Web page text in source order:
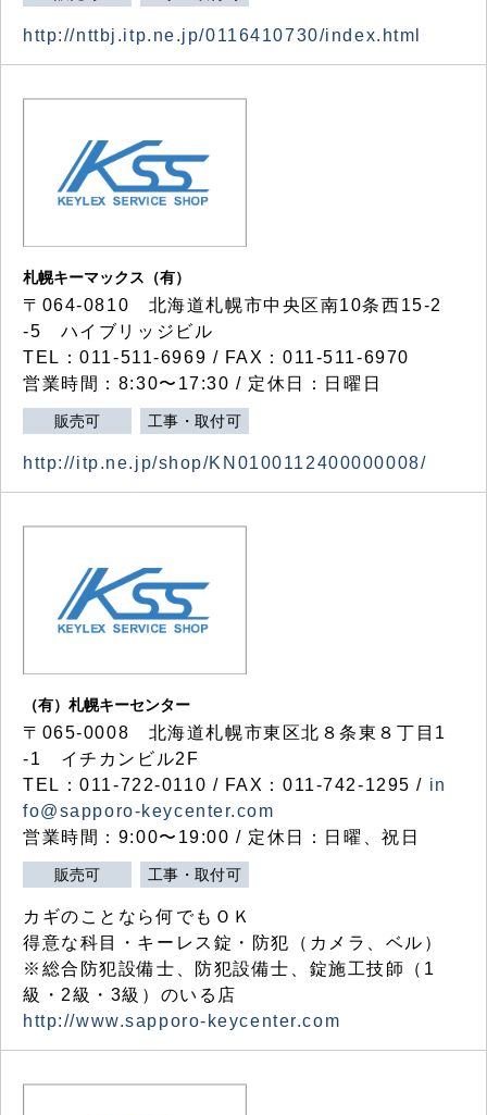
http://nttbj.itp.ne.jp/0116410730/index.html
札幌キーマックス（有）
〒064-0810 北海道札幌市中央区南10条西15-2
-5 ハイブリッジビル
TEL：011-511-6969 / FAX：011-511-6970
営業時間：8:30〜17:30 / 定休日：日曜日
販売可 工事・取付可
http://itp.ne.jp/shop/KN0100112400000008/
（有）札幌キーセンター
〒065-0008 北海道札幌市東区北８条東８丁目1
-1 イチカンビル2F
TEL：011-722-0110 / FAX：011-742-1295 / in
fo@sapporo-keycenter.com
営業時間：9:00〜19:00 / 定休日：日曜、祝日
販売可 工事・取付可
カギのことなら何でもＯＫ
得意な科目・キーレス錠・防犯（カメラ、ベル）
※総合防犯設備士、防犯設備士、錠施工技師（1
級・2級・3級）のいる店
http://www.sapporo-keycenter.com